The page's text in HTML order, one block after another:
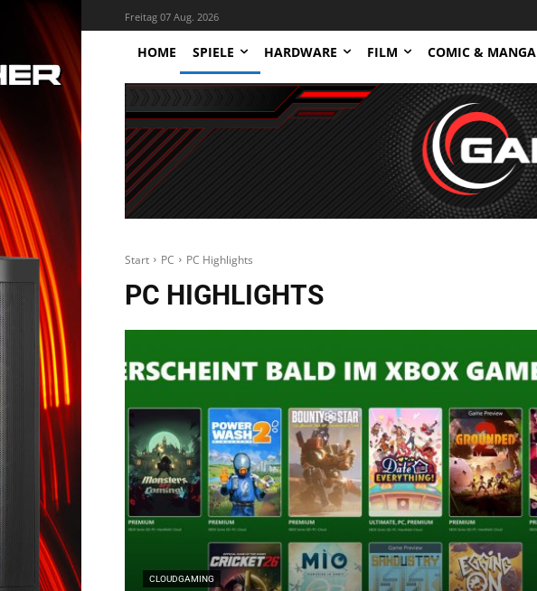
Freitag 07 Aug. 2026
HOME SPIELE HARDWARE FILM COMIC & MANGA
Start PC PC Highlights
PC HIGHLIGHTS
CLOUDGAMING